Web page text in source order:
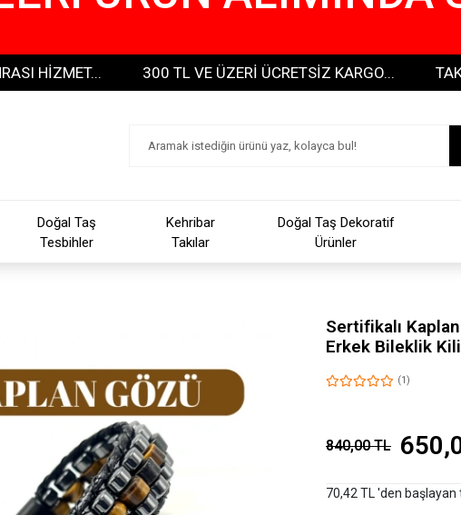
300 TL VE ÜZERİ ÜCRETSİZ KARGO... TAKSİTLİ
Doğal Taş
Tesbihler
Kehribar
Takılar
Doğal Taş Dekoratif
Ürünler
Sertifikalı
Erkek Bileklik
(1)
840,00 TL
70,42 TL 'den